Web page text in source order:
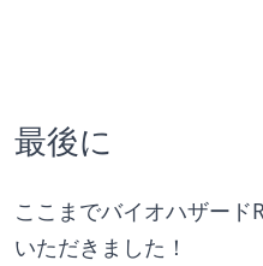
最後に
ここまでバイオハザード
いただきました！